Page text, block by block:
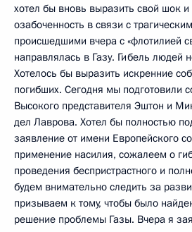
хотел бы вновь выразить свой шок
озабоченность в связи с
происшедшими вчера с «флотилией
направлялась в Газу. Гибель людей
Хотелось бы выразить искренние
погибших. Сегодня мы подготовили
Высокого представителя Эштон и
дел Лаврова. Хотел бы полностью
заявление от имени Европейского
применение насилия, сожалеем о
проведения беспристрастного и
будем внимательно следить за
призываем к тому, чтобы было
решение проблемы Газы. Вчера я